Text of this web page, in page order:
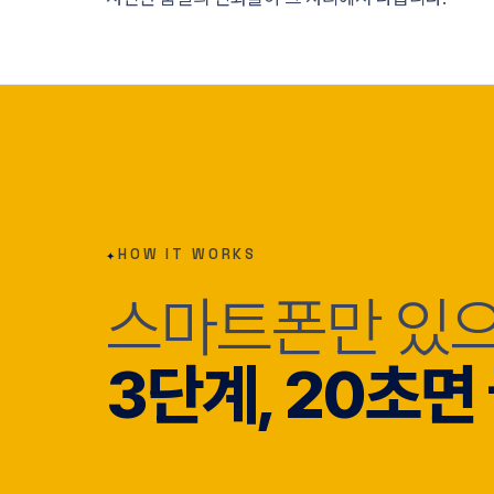
✦HOW IT WORKS
스마트폰만 있
3단계, 20초면